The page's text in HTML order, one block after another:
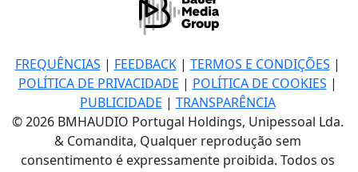
FREQUÊNCIAS | FEEDBACK| TERMOS E CONDIÇÕES |
POLÍTICA DE PRIVACIDADE | POLÍTICA DE COOKIES |
PUBLICIDADE | TRANSPARÊNCIA
© 2026 BMHAUDIO Portugal Holdings, Unipessoal Lda.
& Comandita, Qualquer reprodução sem
consentimento é expressamente proibida. Todos os